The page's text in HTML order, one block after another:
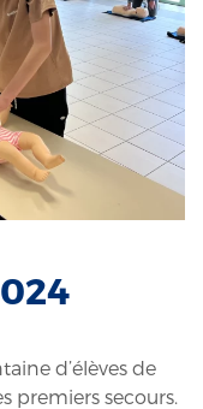
d’élèves de
premiers secours.